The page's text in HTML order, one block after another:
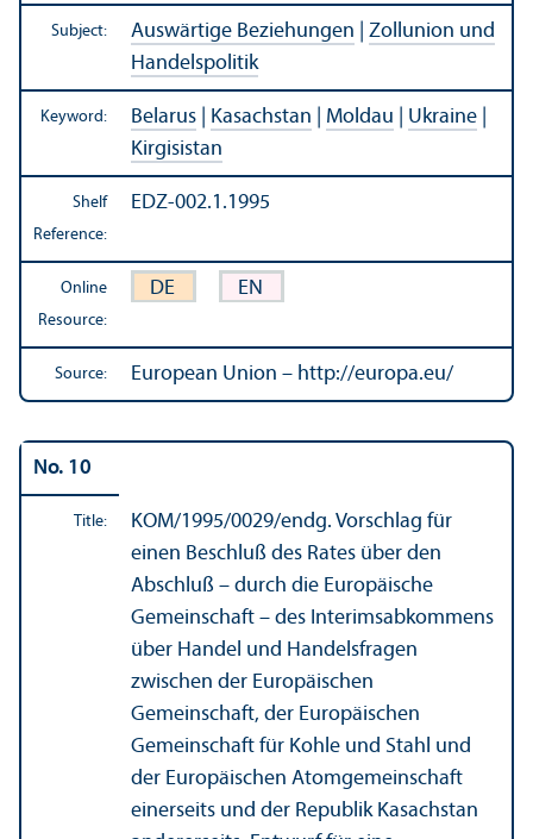
Subject: Auswärtige Beziehungen
Zollunion und
Handelspolitik
Keyword: Belarus Kasachstan Moldau Ukraine
Kirgisistan
Shelf
Reference:
EDZ-002.1.1995
Online
Resource:
DE EN
Source: European Union – http://europa.eu/
No. 10
Title: KOM/1995/0029/endg. Vorschlag für
einen Beschluß des Rates über den
Abschluß – durch die Europäische
Gemeinschaft – des Interimsabkommens
über Handel und Handelsfragen
zwischen der Europäischen
Gemeinschaft, der Europäischen
Gemeinschaft für Kohle und Stahl und
der Europäischen Atomgemeinschaft
einerseits und der Republik Kasachstan